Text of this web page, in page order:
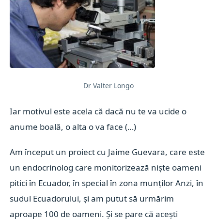
Dr Valter Longo
Iar motivul este acela că dacă nu te va ucide o
anume boală, o alta o va face (…)
Am început un proiect cu Jaime Guevara, care este
un endocrinolog care monitorizează niște oameni
pitici în Ecuador, în special în zona munților Anzi, în
sudul Ecuadorului, și am putut să urmărim
aproape 100 de oameni. Și se pare că acești